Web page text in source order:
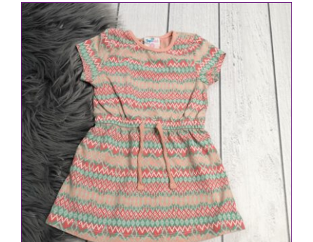
IN DEN WARENKORB / DETAILS